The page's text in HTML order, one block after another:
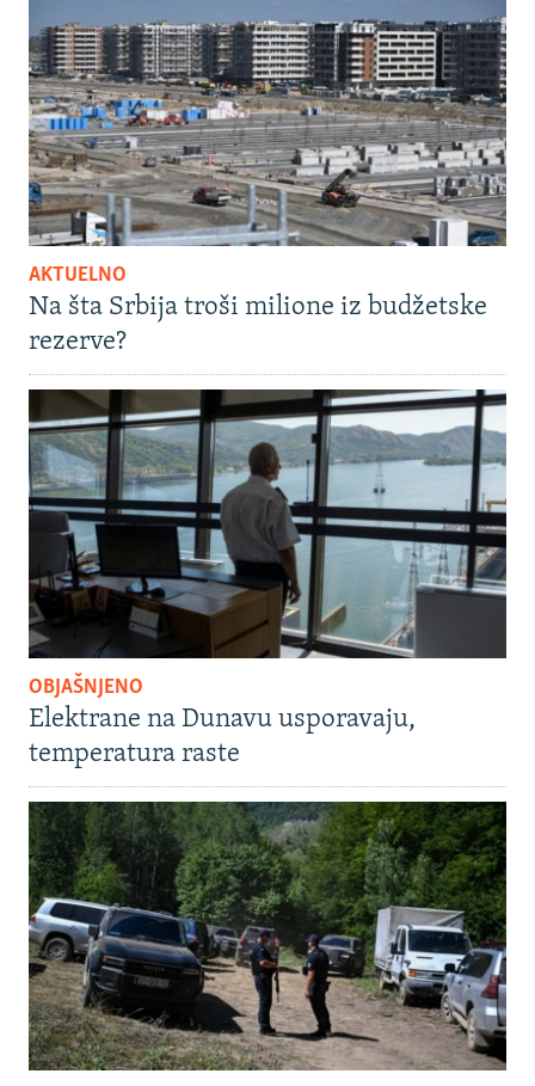
AKTUELNO
Na šta Srbija troši milione iz budžetske
rezerve?
OBJAŠNJENO
Elektrane na Dunavu usporavaju,
temperatura raste